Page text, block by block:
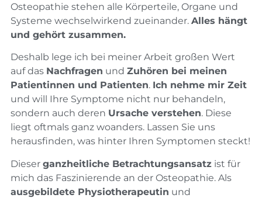
Osteopathie stehen alle Körperteile, Organe und
Systeme wechselwirkend zueinander. Alles hängt
und gehört zusammen.
Deshalb lege ich bei meiner Arbeit großen Wert
auf das Nachfragen und Zuhören bei meinen
Patientinnen und Patienten. Ich nehme mir Zeit
und will Ihre Symptome nicht nur behandeln,
sondern auch deren Ursache verstehen. Diese
liegt oftmals ganz woanders. Lassen Sie uns
herausfinden, was hinter Ihren Symptomen steckt!
Dieser ganzheitliche Betrachtungsansatzist für
mich das Faszinierende an der Osteopathie. Als
ausgebildete Physiotherapeutin und